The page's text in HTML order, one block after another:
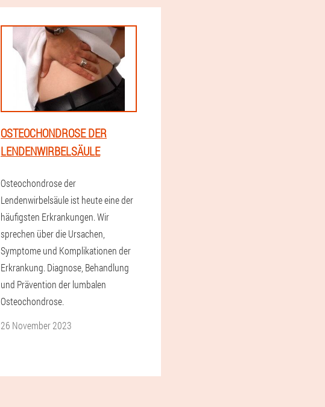
OSTEOCHONDROSE DER
LENDENWIRBELSÄULE
Osteochondrose der
Lendenwirbelsäule ist heute eine der
häufigsten Erkrankungen. Wir
sprechen über die Ursachen,
Symptome und Komplikationen der
Erkrankung. Diagnose, Behandlung
und Prävention der lumbalen
Osteochondrose.
26 November 2023